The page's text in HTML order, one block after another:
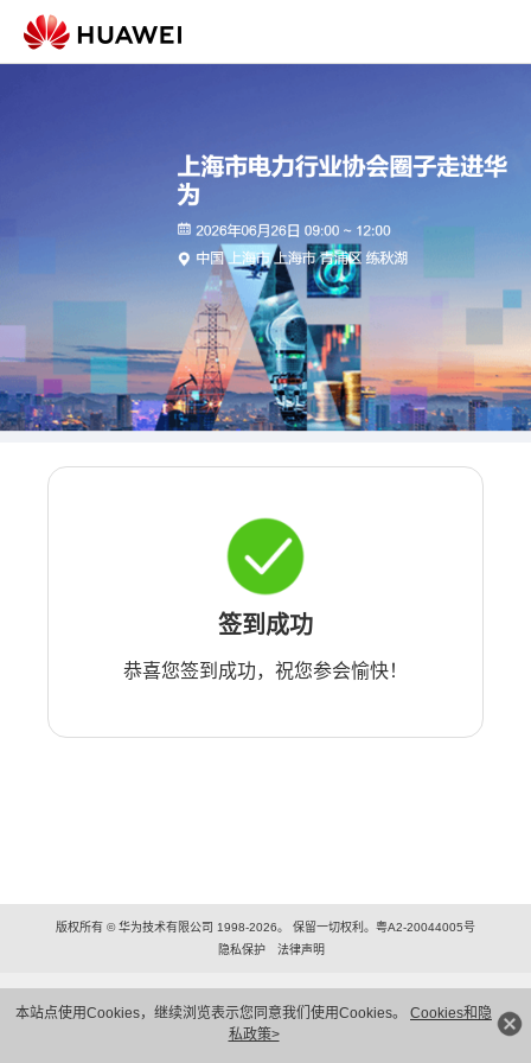
本站点使用Cookies，继续浏览表示您同意我们使用Cookies。 Cookies和隐
私政策>
签到成功
恭喜您签到成功，祝您参会愉快！
版权所有 © 华为技术有限公司 1998-2026。 保留一切权利。粤A2-20044005号
隐私保护
法律声明